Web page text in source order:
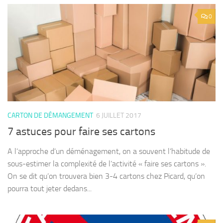
0
CARTON DE DÉMANGEMENT 6 JUILLET 2017
7 astuces pour faire ses cartons
A l’approche d’un déménagement, on a souvent l’habitude de
sous-estimer la complexité de l’activité « faire ses cartons ».
On se dit qu’on trouvera bien 3-4 cartons chez Picard, qu’on
pourra tout jeter dedans...